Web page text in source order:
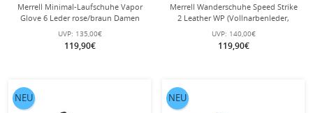
Merrell Minimal-Laufschuhe Vapor
Glove 6 Leder rose/braun Damen
UVP: 135,00€
119,90€
Merrell Wanderschuhe Speed Strike
2 Leather WP (Vollnarbenleder,
UVP: 140,00€
119,90€
NEU NEU